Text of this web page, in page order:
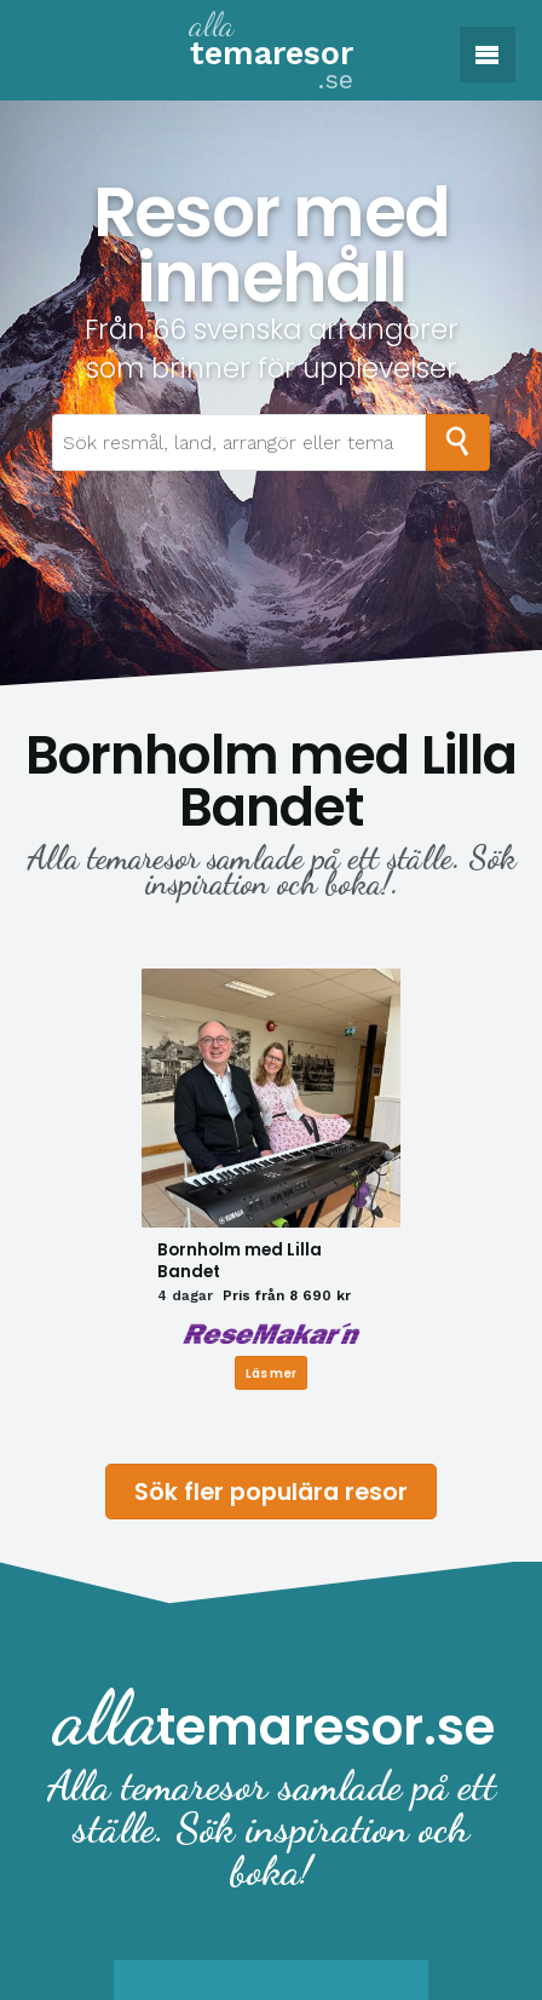
alla
temaresor
.se
Resor med
innehåll
Från 66 svenska arrangörer
som brinner för upplevelser
Bornholm med Lilla
Bandet
Alla temaresor samlade på ett ställe. Sök
inspiration och boka!.
Bornholm med Lilla
Bandet
4 dagar Pris från 8 690 kr
Läs mer
Sök fler populära resor
allatemaresor.se
Alla temaresor samlade på ett
ställe. Sök inspiration och
boka!